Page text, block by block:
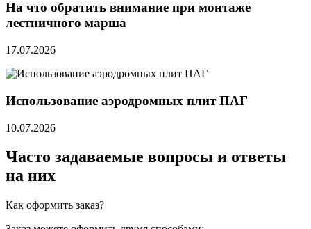
На что обратить внимание при монтаже
лестничного марша
17.07.2026
Использование аэродромных плит ПАГ
10.07.2026
Часто задаваемые вопросы и ответы
на них
Как оформить заказ?